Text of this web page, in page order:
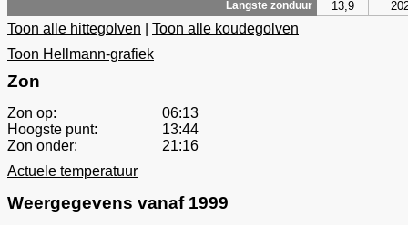
Langste zonduur 13,9
Toon alle hittegolven
Toon alle koudegolven
Toon Hellmann-grafiek
Zon
Zon op:
06:13
Hoogste punt:
13:44
Zon onder:
21:16
Actuele temperatuur
Weergegevens vanaf 1999